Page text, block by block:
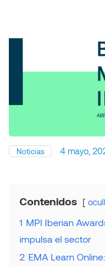
Noticias 4 mayo,
Contenidos
1 MPI Iberian
impulsa el sector
2 EMA Learn